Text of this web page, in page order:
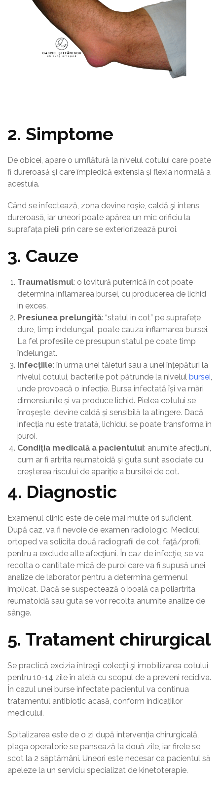
2. Simptome
De obicei, apare o umflătură la nivelul cotului care poate
fi dureroasă şi care împiedică extensia şi flexia normală a
acestuia.
Când se infectează, zona devine roşie, caldă şi intens
dureroasă, iar uneori poate apărea un mic orificiu la
suprafața pielii prin care se exteriorizează puroi.
3. Cauze
Traumatismul: o lovitură puternică în cot poate
determina inflamarea bursei, cu producerea de lichid
in exces.
Presiunea prelungită: “statul in cot” pe suprafețe
dure, timp îndelungat, poate cauza inflamarea bursei.
La fel profesiile ce presupun statul pe coate timp
îndelungat.
Infecțiile: în urma unei tăieturi sau a unei înțepături la
nivelul cotului, bacteriile pot pătrunde la nivelul bursei,
unde provoacă o infecție. Bursa infectată își va mări
dimensiunile și va produce lichid. Pielea cotului se
înroșește, devine caldă și sensibilă la atingere. Dacă
infecția nu este tratată, lichidul se poate transforma în
puroi.
Condiția medicală a pacientului: anumite afecțiuni,
cum ar fi artrita reumatoidă și guta sunt asociate cu
creșterea riscului de apariție a bursitei de cot.
4. Diagnostic
Examenul clinic este de cele mai multe ori suficient.
După caz, va fi nevoie de examen radiologic. Medicul
ortoped va solicita două radiografii de cot, faţă/profil
pentru a exclude alte afecţiuni. În caz de infecţie, se va
recolta o cantitate mică de puroi care va fi supusă unei
analize de laborator pentru a determina germenul
implicat. Dacă se suspectează o boală ca poliartrita
reumatoidă sau guta se vor recolta anumite analize de
sânge.
5. Tratament chirurgical
Se practică excizia întregii colecţii şi imobilizarea cotului
pentru 10-14 zile în atelă cu scopul de a preveni recidiva.
În cazul unei burse infectate pacientul va continua
tratamentul antibiotic acasă, conform indicaţiilor
medicului.
Spitalizarea este de o zi după intervenția chirurgicală,
plaga operatorie se pansează la două zile, iar firele se
scot la 2 săptămâni. Uneori este necesar ca pacientul să
apeleze la un serviciu specializat de kinetoterapie.